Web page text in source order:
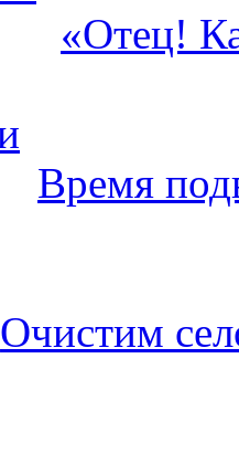
«Отец!
Время
Очистим